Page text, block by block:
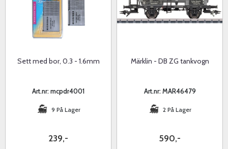
Sett med bor, 0.3 - 1.6mm
Art.nr: mcpdr4001
9 På Lager
239,-
Märklin - DB ZG tankvogn
Art.nr: MAR46479
2 På Lager
590,-